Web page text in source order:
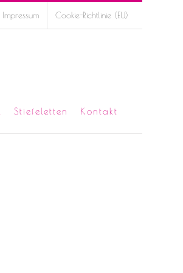
Impressum Cookie-Richtlinie (EU)
Stiefeletten Kontakt